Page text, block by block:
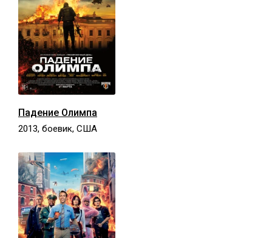
Падение Олимпа
2013, боевик, США